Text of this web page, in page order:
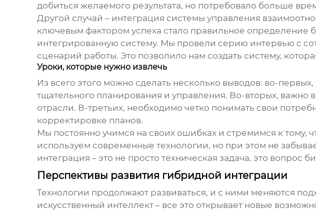
добиться желаемого результата, но потребовало больше
Другой случай – интеграция системы управления
ключевым фактором успеха стало правильное определение
интегрированную систему. Мы провели серию интервью с
сценарий работы. Это позволило нам создать систему,
Уроки, которые нужно извлечь
Из всего этого можно сделать несколько выводов: во-первых,
тщательного планирования и управления. Во-вторых,
отрасли. В-третьих, необходимо четко понимать свои
корректировке планов.
Мы постоянно учимся на своих ошибках и стремимся к
используем современные технологии, но при этом не
интеграция – это не просто техническая задача, это вопрос
Перспективы развития гибридной интеграции
Технологии продолжают развиваться, и с ними меняются
искусственный интеллект – все это открывает новые